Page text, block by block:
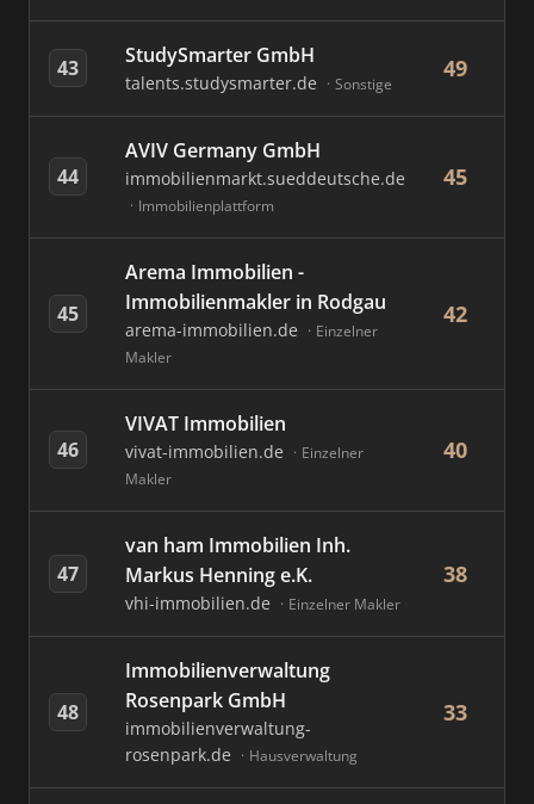
43 StudySmarter GmbH
talents.studysmarter.de Sonstige
49
44
AVIV Germany GmbH
immobilienmarkt.sueddeutsche.de
Immobilienplattform
45
45
Arema Immobilien -
Immobilienmakler in Rodgau
arema-immobilien.de
Einzelner
Makler
42
46
VIVAT Immobilien
vivat-immobilien.de
Einzelner
Makler
40
47
van ham Immobilien Inh.
Markus Henning e.K.
vhi-immobilien.de Einzelner Makler
38
48
Immobilienverwaltung
Rosenpark GmbH
immobilienverwaltung-
rosenpark.de
Hausverwaltung
33